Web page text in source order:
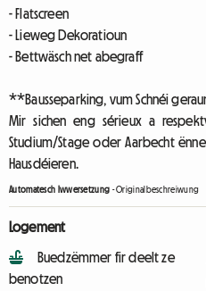
- Flatscreen
- Lieweg Dekoratioun
- Bettwäsch net abegraff
**Bausseparking, vum Schnéi
Mir sichen eng sérieux a
Studium/Stage oder Aarbecht
Hausdéieren.
Automatesch Iwwersetzung -Originalbeschreiwung
Logement
Buedzëmmer fir deelt ze
benotzen